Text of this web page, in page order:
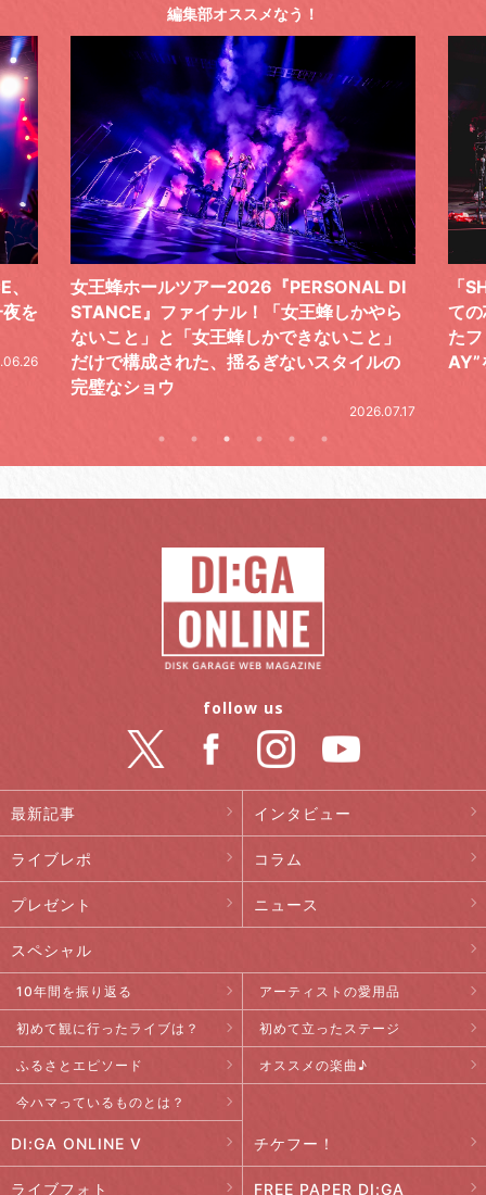
編集部オススメなう！
ら
の
「SHISHAMOでした!!!」ロックバンドとし
ての芯を貫き通し、笑顔と感謝で泳ぎ切っ
たファイナルライブ、DAY2“GOODBYE D
AY”をレポート
気
レ
最新記事 インタビュー
ライブレポ コラム
プレゼント ニュース
スペシャル
10年間を振り返る アーティストの愛用品
初めて観に行ったライブは？ 初めて立ったステージ
ふるさとエピソード オススメの楽曲♪
今ハマっているものとは？
DI:GA ONLINE V チケフー！
ライブフォト FREE PAPER DI:GA
follow us